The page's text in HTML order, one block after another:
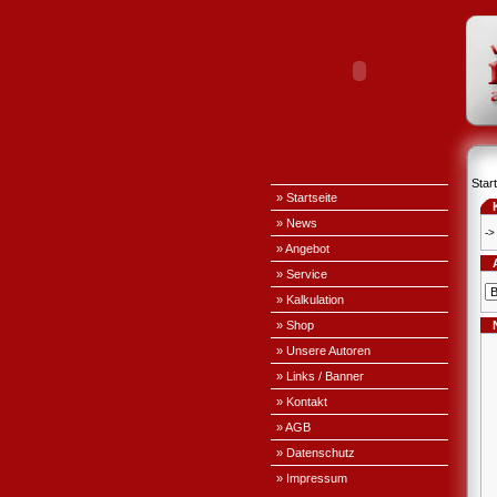
» Startseite
» News
» Angebot
» Service
» Kalkulation
» Shop
» Unsere Autoren
» Links / Banner
» Kontakt
» AGB
» Datenschutz
» Impressum
->